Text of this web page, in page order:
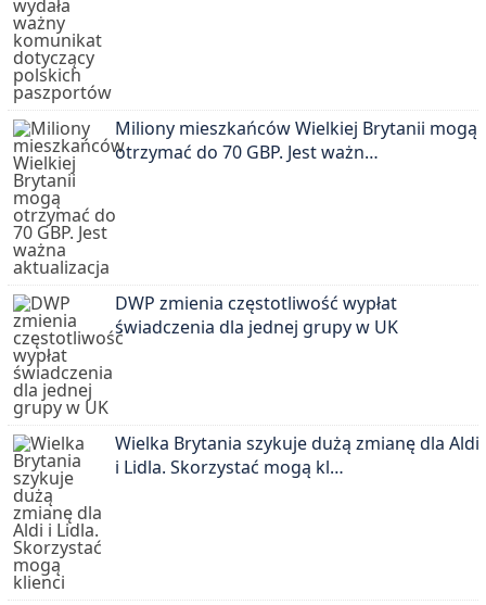
Miliony mieszkańców Wielkiej Brytanii mogą
otrzymać do 70 GBP. Jest ważn…
DWP zmienia częstotliwość wypłat
świadczenia dla jednej grupy w UK
Wielka Brytania szykuje dużą zmianę dla Aldi
i Lidla. Skorzystać mogą kl…